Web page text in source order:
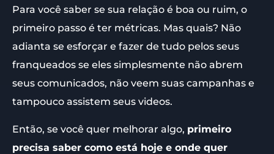
Para você saber se sua relação é boa ou ruim, o
primeiro passo é ter métricas. Mas quais? Não
adianta se esforçar e fazer de tudo pelos seus
franqueados se eles simplesmente não abrem
seus comunicados, não veem suas campanhas e
tampouco assistem seus videos.
Então, se você quer melhorar algo, primeiro
precisa saber como está hoje e onde quer